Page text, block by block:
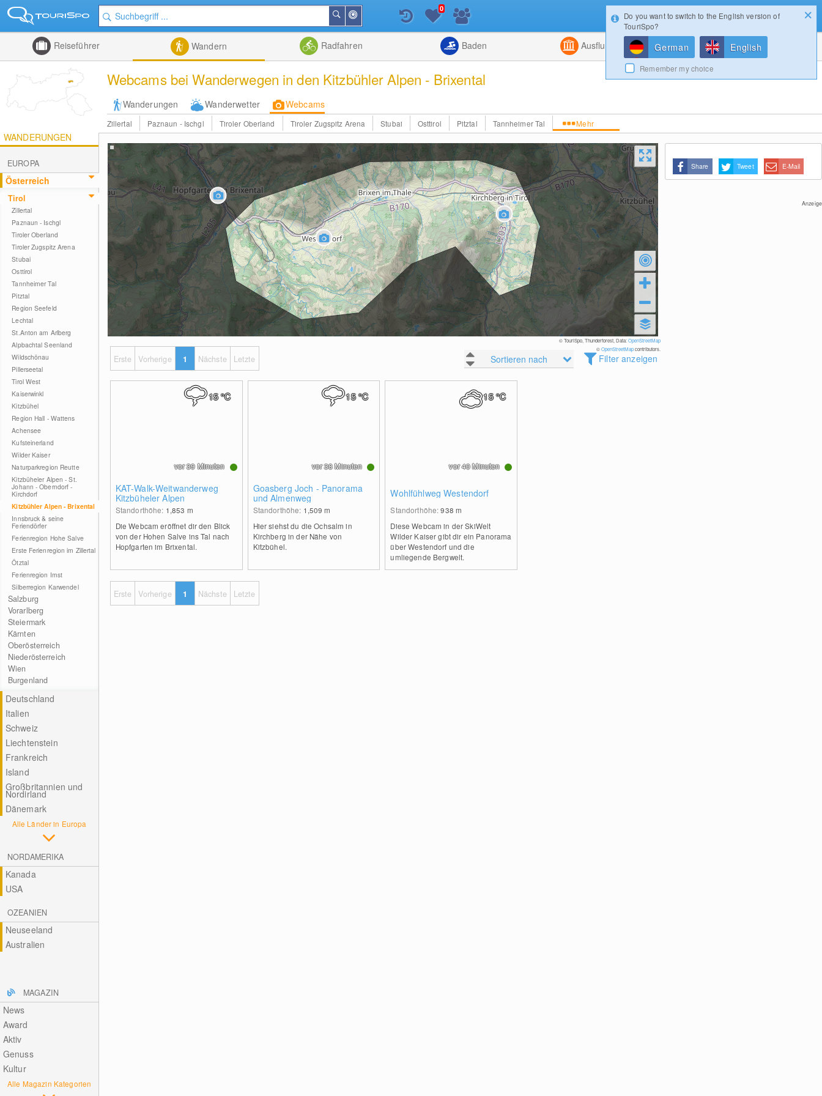
der
Nähe
Suchen
Listenansicht
Kombiniert
0
Reiseführer Wandern Radfahren Baden Ausflugsziele Magazin
Webcams bei Wanderwegen in den Kitzbühler Alpen - Brixental
Wanderungen Wanderwetter Webcams
Zillertal Paznaun - Ischgl Tiroler Oberland Tiroler Zugspitz Arena Stubai Osttirol Pitztal Tannheimer Tal Mehr
WANDERUNGEN
EUROPA
Österreich
Tirol
Zillertal
Paznaun - Ischgl
Tiroler Oberland
Tiroler Zugspitz Arena
Stubai
Osttirol
Tannheimer Tal
Pitztal
Region Seefeld
Lechtal
St.Anton am Arlberg
Alpbachtal Seenland
Wildschönau
Pillerseetal
Tirol West
Kaiserwinkl
Kitzbühel
Region Hall - Wattens
Achensee
Kufsteinerland
Wilder Kaiser
Naturparkregion Reutte
Kitzbüheler Alpen - St.
Johann - Oberndorf -
Kirchdorf
Kitzbühler Alpen - Brixental
Innsbruck & seine
Feriendörfer
Ferienregion Hohe Salve
Erste Ferienregion im Zillertal
Ötztal
Ferienregion Imst
Silberregion Karwendel
Salzburg
Vorarlberg
Steiermark
Kärnten
Oberösterreich
Niederösterreich
Wien
Burgenland
Deutschland
Italien
Schweiz
Liechtenstein
Frankreich
Island
Großbritannien und
Nordirland
Dänemark
Alle Länder in Europa
NORDAMERIKA
Kanada
USA
OZEANIEN
Neuseeland
Australien
MAGAZIN
News
Award
Aktiv
Genuss
Kultur
Alle Magazin Kategorien
© TouriSpo, Thunderforest, Data:OpenStreetMap
©OpenStreetMapcontributors.
Sortieren nach Filter anzeigen
Erste Vorherige 1 Nächste Letzte
KAT-Walk-Weitwanderweg
Kitzbüheler Alpen
Standorthöhe: 1,853 m
Die Webcam eröffnet dir den Blick
von der Hohen Salve ins Tal nach
Hopfgarten im Brixental.
15°C
vor 39 Minuten
Goasberg Joch - Panorama
und Almenweg
Standorthöhe: 1,509m
Hier siehst du die Ochsalm in
Kirchberg in der Nähe von
Kitzbühel.
15°C
vor 38 Minuten
Wohlfühlweg Westendorf
Standorthöhe:938m
Diese Webcam in der SkiWelt
Wilder Kaiser gibt dir ein Panorama
über Westendorf und die
umliegende Bergwelt.
15°C
vor 40 Minuten
Erste Vorherige 1 Nächste Letzte
Share Tweet E-Mail
Anzeige
Login
Do you want to switch to the English version of
TouriSpo?
German English
Remember my choice
Konfigurator Gewinnspiele